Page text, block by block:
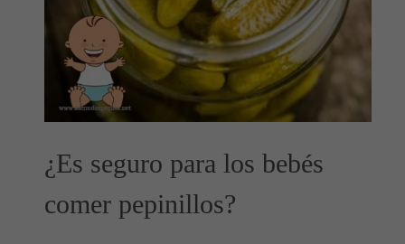
¿Es seguro para los bebés
comer pepinillos?